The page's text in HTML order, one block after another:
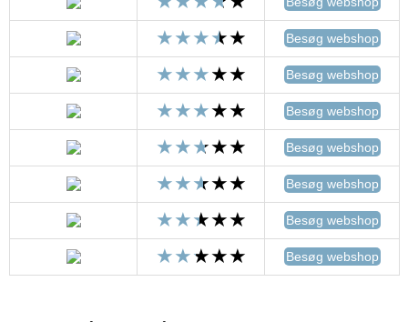
Besøg webshop
Besøg webshop
Besøg webshop
Besøg webshop
Besøg webshop
Besøg webshop
Besøg webshop